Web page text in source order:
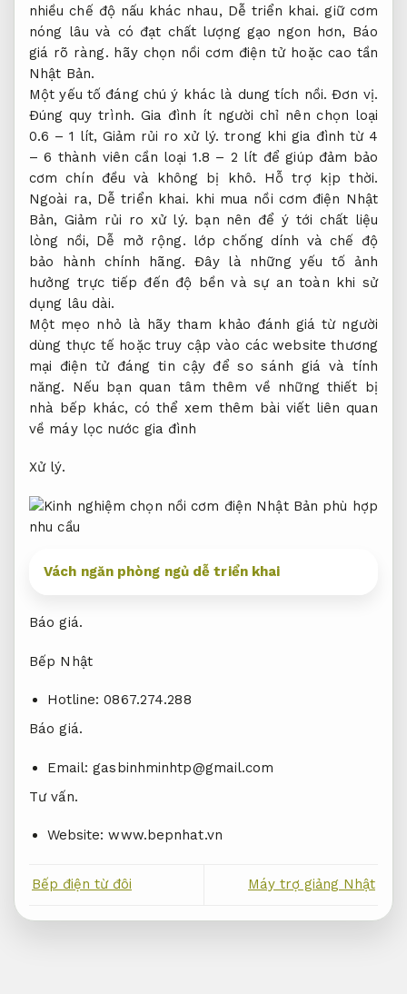
nhiều chế độ nấu khác nhau, Dễ triển khai. giữ cơm
nóng lâu và có đạt chất lượng gạo ngon hơn, Báo
giá rõ ràng. hãy chọn nồi cơm điện tử hoặc cao tần
Nhật Bản.
Một yếu tố đáng chú ý khác là dung tích nồi.Đơn vị.
Đúng quy trình. Gia đình ít người chỉ nên chọn loại
0.6 – 1 lít,Giảm rủi ro xử lý. trong khi gia đình từ 4
– 6 thành viên cần loại 1.8 – 2 lít để giúp đảm bảo
cơm chín đều và không bị khô. Hỗ trợ kịp thời.
Ngoài ra, Dễ triển khai. khi mua nồi cơm điện Nhật
Bản, Giảm rủi ro xử lý. bạn nên để ý tới chất liệu
lòng nồi, Dễ mở rộng. lớp chống dính và chế độ
bảo hành chính hãng. Đây là những yếu tố ảnh
hưởng trực tiếp đến độ bền và sự an toàn khi sử
dụng lâu dài.
Một mẹo nhỏ là hãy tham khảo đánh giá từ người
dùng thực tế hoặc truy cập vào các website thương
mại điện tử đáng tin cậy để so sánh giá và tính
năng. Nếu bạn quan tâm thêm về những thiết bị
nhà bếp khác, có thể xem thêm bài viết liên quan
về máy lọc nước gia đình
Xử lý.
Vách ngăn phòng ngủ dễ triển khai
Báo giá.
Bếp Nhật
Hotline: 0867.274.288
Báo giá.
Email:gasbinhminhtp@gmail.com
Tư vấn.
Website: www.bepnhat.vn
Bếp điện từ đôi Máy trợ giảng Nhật